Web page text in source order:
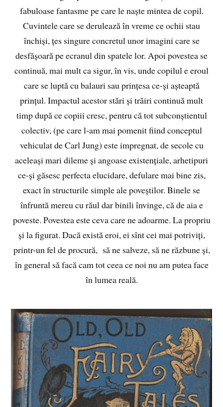
fabuloase fantasme pe care le naște mintea de copil.
Cuvintele care se derulează în vreme ce ochii stau
închiși, țes singure concretul unor imagini care se
desfășoară pe ecranul din spatele lor. Apoi povestea se
continuă, mai mult ca sigur, în vis, unde copilul e eroul
care se luptă cu balauri sau prințesa ce-și așteaptă
prințul. Impactul acestor stări și trăiri continuă mult
timp după ce copiii cresc, pentru că tot subconștientul
colectiv, (pe care l-am mai pomenit fiind conceptul
vehiculat de Carl Jung) este impregnat, de secole cu
aceleași mari dileme și angoase existențiale, arhetipuri
ce-și găsesc perfecta elucidare, defulare mai bine zis,
exact în structurile simple ale poveștilor. Binele se
înfruntă mereu cu răul dar binili învinge, că de aia e
poveste. Povestea este ceva care ne adoarme. La propriu
și la figurat. Dacă există eroi, ei sînt cei mai potriviți,
printr-un fel de procură, să ne salveze, să ne răzbune și,
în general să facă cam tot ceea ce noi nu am putea face
în lumea reală.